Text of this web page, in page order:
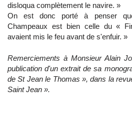
disloqua complètement le navire. »
On est donc porté à penser
Champeaux est bien celle du «
avaient mis le feu avant de s'enfuir. »
Remerciements à Monsieur Alain
publication d'un extrait de sa
de St Jean le Thomas », dans la
Saint Jean ».